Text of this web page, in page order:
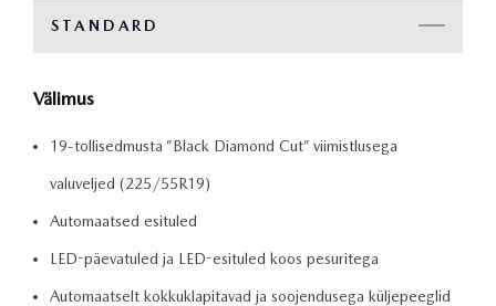
STANDARD
Välimus
19-tollisedmusta ”Black Diamond Cut” viimistlusega
valuveljed (225/55R19)
Automaatsed esituled
LED-päevatuled ja LED-esituled koos pesuritega
Automaatselt kokkuklapitavad ja soojendusega küljepeeglid